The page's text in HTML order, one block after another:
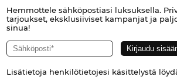
Hemmottele sähköpostiasi luksuksella.
tarjoukset, eksklusiiviset kampanjat ja
sinua!
Lisätietoja henkilötietojesi käsittelystä